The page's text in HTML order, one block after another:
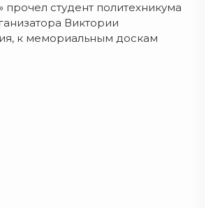
студент политехникума
Виктории
к мемориальным доскам